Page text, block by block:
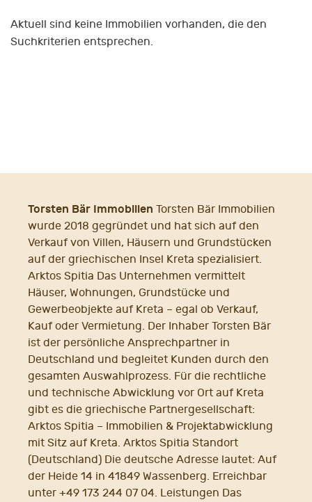
Aktuell sind keine Immobilien vorhanden, die den
Suchkriterien entsprechen.
Torsten Bär Immobilien Torsten Bär Immobilien
wurde 2018 gegründet und hat sich auf den
Verkauf von Villen, Häusern und Grundstücken
auf der griechischen Insel Kreta spezialisiert.
Arktos Spitia Das Unternehmen vermittelt
Häuser, Wohnungen, Grundstücke und
Gewerbeobjekte auf Kreta – egal ob Verkauf,
Kauf oder Vermietung. Der Inhaber Torsten Bär
ist der persönliche Ansprechpartner in
Deutschland und begleitet Kunden durch den
gesamten Auswahlprozess. Für die rechtliche
und technische Abwicklung vor Ort auf Kreta
gibt es die griechische Partnergesellschaft:
Arktos Spitia – Immobilien & Projektabwicklung
mit Sitz auf Kreta. Arktos Spitia Standort
(Deutschland) Die deutsche Adresse lautet: Auf
der Heide 14 in 41849 Wassenberg. Erreichbar
unter +49 173 244 07 04. Leistungen Das